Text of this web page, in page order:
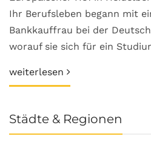
Ihr Berufsleben begann mit
Bankkauffrau bei der
worauf sie sich für ein
weiterlesen
Städte & Regionen